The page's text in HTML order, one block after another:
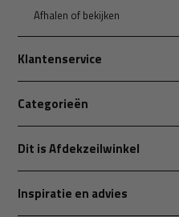
Afhalen of bekijken
Klantenservice
Categorieën
Dit is Afdekzeilwinkel
Inspiratie en advies